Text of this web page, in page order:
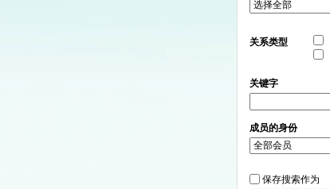
关系类型
关键字
成员的身份
保存搜索作为